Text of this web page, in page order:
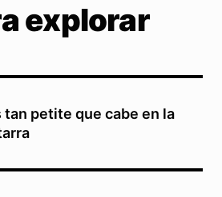
explorar
tan petite que cabe en la